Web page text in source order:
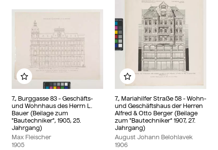
7., Burggasse 83 - Geschäfts-
und Wohnhaus des Herrn L.
Bauer (Beilage zum
"Bautechniker", 1905, 25.
Jahrgang)
Max Fleischer
1905
Zu meinem Album hinzufügen
7., Mariahilfer Straße 58 - Wohn-
und Geschäftshaus der Herren
Alfred & Otto Berger (Beilage
zum "Bautechniker" 1907, 27.
Jahrgang)
August Johann Belohlavek
1906
Zu meinem Album